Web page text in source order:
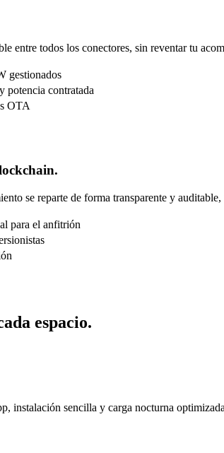
entre todos los conectores, sin reventar tu
gestionados
potencia contratada
OTA
se reparte de forma transparente y
para el anfitrión
espacio.
instalación sencilla y carga nocturna